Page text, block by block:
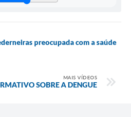
preocupada com a saúde
MAIS VÍDEOS
SOBRE A DENGUE